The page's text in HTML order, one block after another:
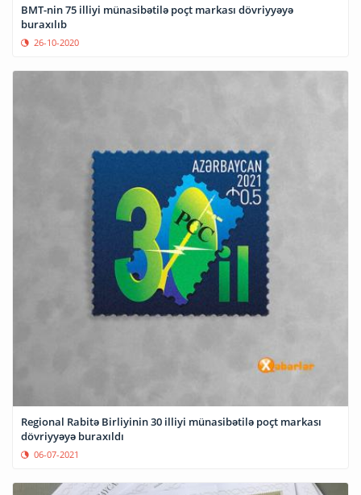
BMT-nin 75 illiyi münasibətilə poçt markası dövriyyəyə
buraxılıb
26-10-2020
Regional Rabitə Birliyinin 30 illiyi münasibətilə poçt markası
dövriyyəyə buraxıldı
06-07-2021